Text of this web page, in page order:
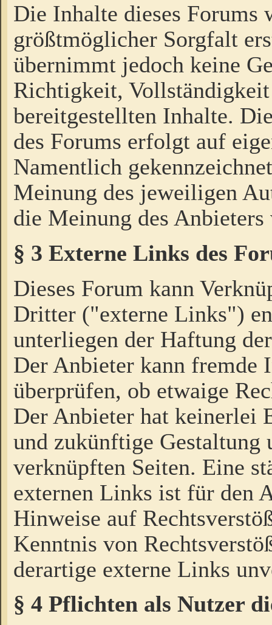
Die Inhalte dieses Forums
größtmöglicher Sorgfalt
übernimmt jedoch keine
Richtigkeit,
bereitgestellten Inhalte.
des Forums erfolgt auf
Namentlich
Meinung des jeweiligen
die Meinung des Anbieters
§ 3 Externe Links des
Dieses Forum kann
Dritter ("externe Links")
unterliegen der Haftung
Der Anbieter kann fremde
überprüfen, ob etwaige
Der Anbieter hat keinerlei
und zukünftige Gestaltung
verknüpften Seiten. Eine
externen Links ist für den
Hinweise auf
Kenntnis von
derartige externe Links
§ 4 Pflichten als Nutzer